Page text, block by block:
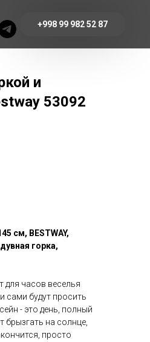
+998 99 982 52 87
и
53092
см, BESTWAY,
горка,
для часов веселья
сами будут просить
- это день, полный
брызгать на солнце,
просто